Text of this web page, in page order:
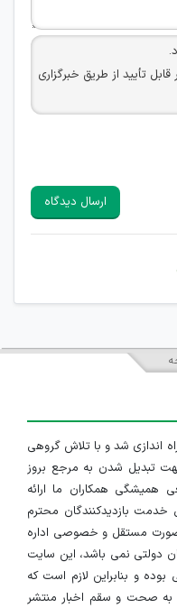
تأیید از طریق خبرگزاری
طریقی قصد مأیوس کردن
افراد (مسئول و غیر مسئول)
حضوری چه به صورت دسته
ارسال دیدگاه
ایران استخدام در تاریخ ۱۳۹۱/۱/۱۰ راه اندازی شد و با تلاش گروهی
تبدیل شدن به مرجع بروز
همکاران ما ارائه
بازدیدکنندگان محترم
صورت مستقل و خصوصی اداره
دولتی نمی باشد، این سایت
و بنابراین لازم است که
به صحت و سقم اخبار منتشر